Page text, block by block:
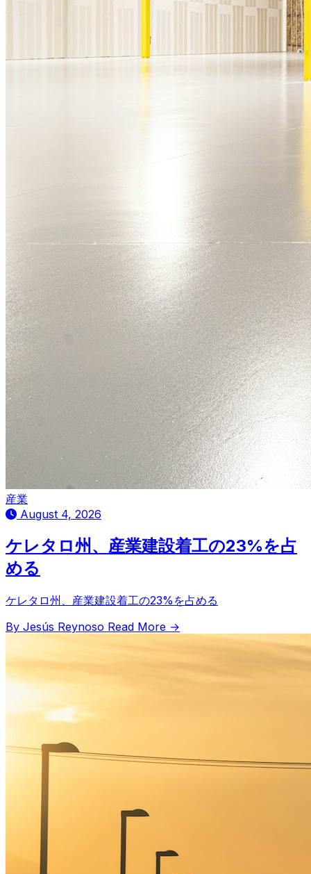
産業
August 4, 2026
ケレタロ州、産業建設着工の23%を占
める
ケレタロ州、産業建設着工の23%を占める
By Jesús Reynoso Read More →